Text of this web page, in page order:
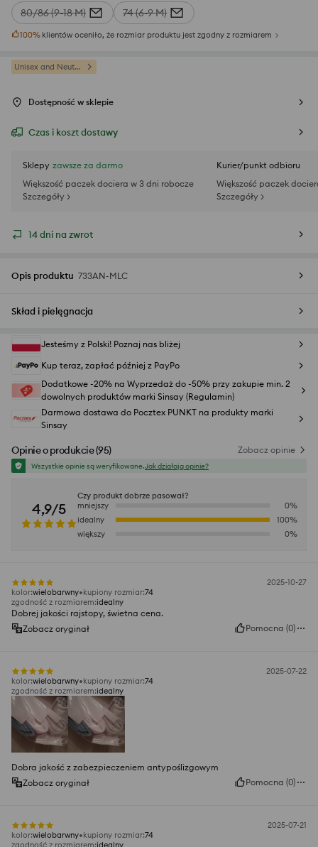
80/86 (9-18 M) 74 (6-9 M)
100% klientów oceniło, że rozmiar produktu jest zgodny z rozmiarem
Unisex and Neutral
Dostępność w sklepie
Czas i koszt dostawy
Sklepy zawsze za darmo
Większość paczek dociera w 3 dni robocze
Szczegóły >
Kurier/punkt odbioru
Większość paczek
Szczegóły >
14 dni na zwrot
Opis produktu 733AN-MLC
Skład i pielęgnacja
Jesteśmy z Polski! Poznaj nas bliżej
Kup teraz, zapłać później z PayPo
Dodatkowe -20% na Wyprzedaż do -50% przy zakupie min. 2
dowolnych produktów marki Sinsay (Regulamin)
Darmowa dostawa do Pocztex PUNKT na produkty marki
Sinsay
Opinie o produkcie(95) Zobacz opinie
Wszystkie opinie są weryfikowane.Jak działają opinie?
4,9/5
Czy produkt dobrze pasował?
mniejszy
0%
idealny
100%
większy
0%
2025-10-27
kolor:wielobarwny kupiony rozmiar:74
zgodność z rozmiarem:idealny
Dobrej jakości rajstopy, świetna cena.
Zobacz oryginał
Pomocna (0)
2025-07-22
kolor:wielobarwny kupiony rozmiar:74
zgodność z rozmiarem:idealny
Dobra jakość z zabezpieczeniem antypoślizgowym
Zobacz oryginał
Pomocna (0)
2025-07-21
kolor:wielobarwny kupiony rozmiar:74